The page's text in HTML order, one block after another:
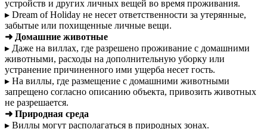
устройств и других личных вещей во время проживания.
▸ Dream of Holiday не несет ответственности за утерянные,
забытые или похищенные личные вещи.
➜ Домашние животные
▸ Даже на виллах, где разрешено проживание с домашними
животными, расходы на дополнительную уборку или
устранение причиненного ими ущерба несет гость.
▸ На виллы, где размещение с домашними животными
запрещено согласно описанию объекта, привозить животных
не разрешается.
➜ Природная среда
▸ Виллы могут располагаться в природных зонах.